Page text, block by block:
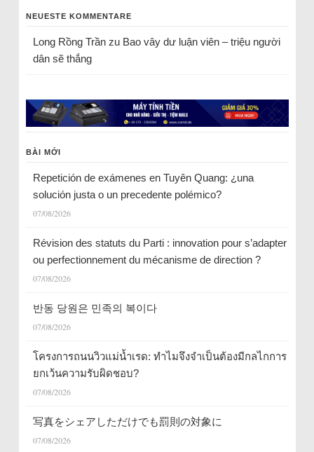
NEUESTE KOMMENTARE
Long Rồng Trầnzu Bao vây dư luận viên – triệu người
dân sẽ thắng
BÀI MỚI
Repetición de exámenes en Tuyên Quang: ¿una
solución justa o un precedente polémico?
07/08/2026
Révision des statuts du Parti : innovation pour s’adapter
ou perfectionnement du mécanisme de direction ?
07/08/2026
반동 당원은 민족의 복이다
07/08/2026
โครงการถนนวิวแม่น้ำเรด: ทำไมจึงจำเป็นต้องมีกลไกการ
ยกเว้นความรับผิดชอบ?
07/08/2026
写真をシェアしただけでも罰則の対象に
07/08/2026